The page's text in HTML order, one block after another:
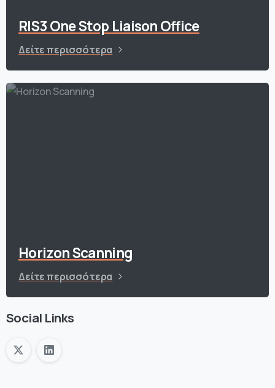
RIS3 One Stop Liaison Office
Δείτε περισσότερα
Horizon Scanning
Δείτε περισσότερα
Social Links